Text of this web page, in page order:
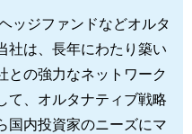
ッジファンドなどオルタ
社は、長年にわたり築い
との強力なネットワーク
て、オルタナティブ戦略
国内投資家のニーズにマ